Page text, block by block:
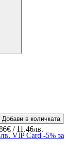
Добави в количката
/ 11.46лв.
VIP Card -5% за